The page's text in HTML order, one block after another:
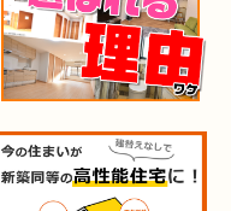
（八幡東区 N様邸）
（八幡西区 T様邸）
ム （戸畑区 T様邸）
（小倉南区 Y様邸）
ーム （小倉南区 K様邸）